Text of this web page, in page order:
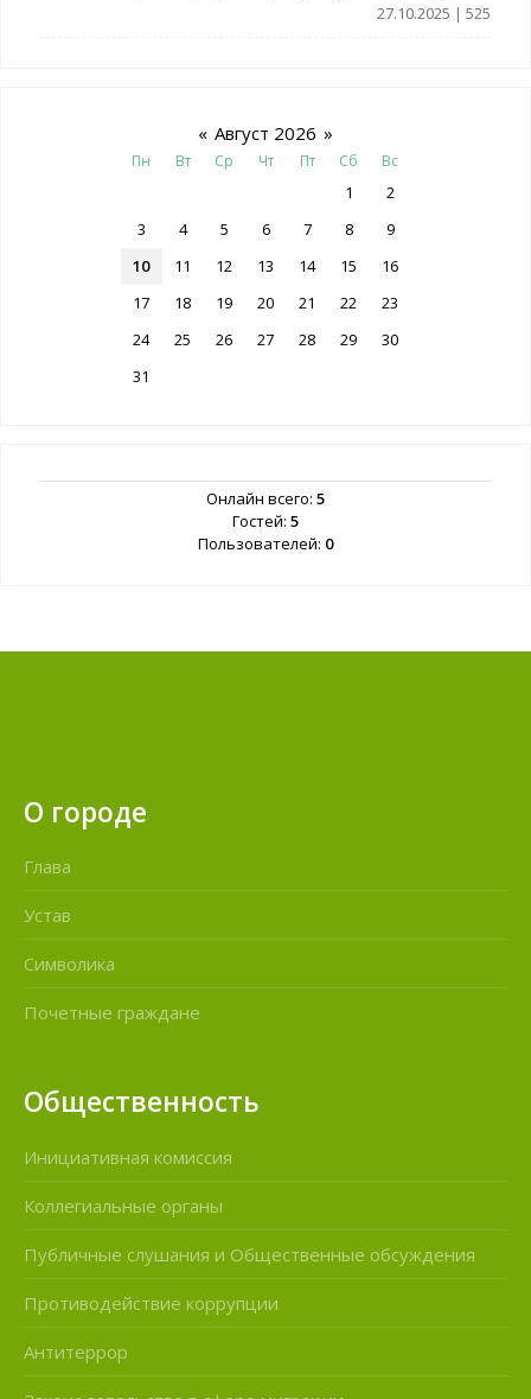
27.10.2025 | 525
« Август 2026 »
Пн Вт Ср Чт Пт Сб Вс
1
2
3
4 5 6 7 8
9
10
11 12 13 14 15
16
17
18 19 20 21 22
23
24
25 26 27 28 29
30
31
Онлайн всего: 5
Гостей: 5
Пользователей: 0
О городе
Глава
Устав
Символика
Почетные граждане
Общественность
Инициативная комиссия
Коллегиальные органы
Публичные слушания и Общественные обсуждения
Противодействие коррупции
Антитеррор